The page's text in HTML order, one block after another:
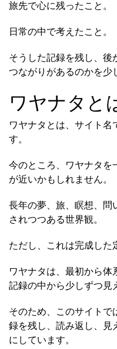
旅先で心に残ったこと。
日常の中で考えたこと。
そうした記録を残し、後
つながりがあるのかを少
ワヤナタと
ワヤナタとは、サイト名
す。
今のところ、ワヤナタを
が近いかもしれません。
長年の夢、旅、瞑想、問
されつつある世界観。
ただし、これは完成した
ワヤナタは、最初から体
記録の中から少しずつ見
そのため、このサイトで
録を残し、読み返し、見
にしています。